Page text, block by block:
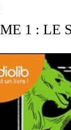
1 : LE